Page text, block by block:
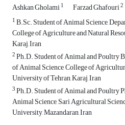
Ashkan Gholami1 Farzad Ghafouri2
1B.Sc. Student of Animal Science,
College of Agriculture and Natural
Karaj, Iran
2Ph.D. Student of Animal and Poultry
of Animal Science, College of
University of Tehran, Karaj, Iran
3Ph.D. Student of Animal and Poultry
Animal Science, Sari Agricultural
University, Mazandaran, Iran